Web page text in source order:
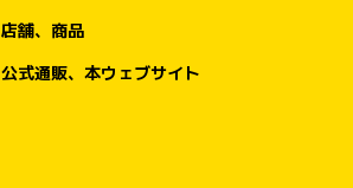
店舗、商品
公式通販、本ウェブサイト